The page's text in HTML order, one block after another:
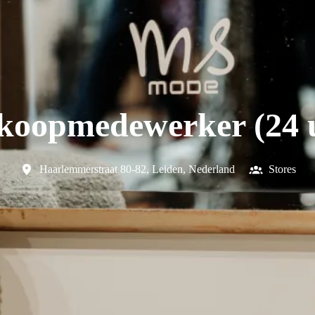
(24
Haarlemmerstraat 80-82, Leiden, Nederland Stores